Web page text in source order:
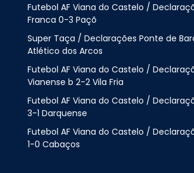
Futebol AF Viana do Castelo /
Franca 0-3 Paçõ
Super Taça / Declarações Ponte de
Atlético dos Arcos
Futebol AF Viana do Castelo /
Vianense b 2-2 Vila Fria
Futebol AF Viana do Castelo /
3-1 Darquense
Futebol AF Viana do Castelo /
1-0 Cabaços